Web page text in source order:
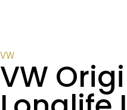
VW
VW